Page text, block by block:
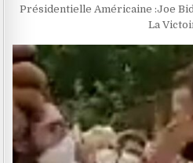
Présidentielle Américaine :Joe
La